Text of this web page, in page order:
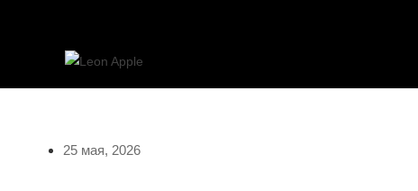
25 мая, 2026